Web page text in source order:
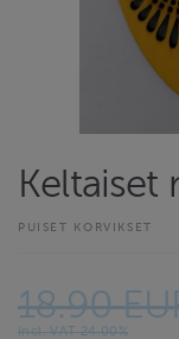
Keltaiset
PUISET KORVIKSET
18.90
Incl. VAT 24.00%